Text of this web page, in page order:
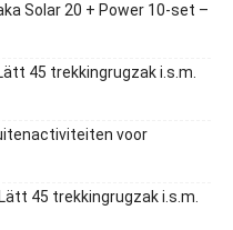
Solar 20 + Power 10-set –
45 trekkingrugzak i.s.m.
voor
45 trekkingrugzak i.s.m.